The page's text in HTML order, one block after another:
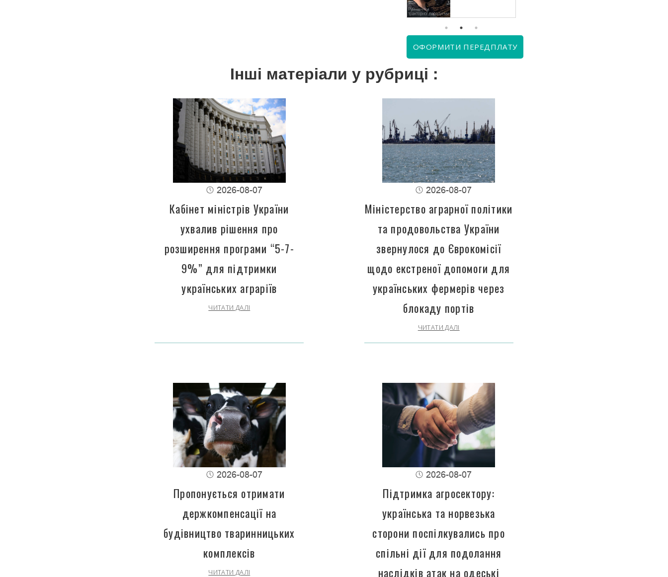
ОФОРМИТИ ПЕРЕДПЛАТУ
Інші матеріали у рубриці :
2026-08-07
Кабінет міністрів України
ухвалив рішення про
розширення програми “5-7-
9%” для підтримки
українських аграріїв
ЧИТАТИ ДАЛІ
2026-08-07
Міністерство аграрної політики
та продовольства України
звернулося до Єврокомісії
щодо екстреної допомоги для
українських фермерів через
блокаду портів
ЧИТАТИ ДАЛІ
2026-08-07
Пропонується отримати
держкомпенсації на
будівництво тваринницьких
комплексів
ЧИТАТИ ДАЛІ
2026-08-07
Підтримка агросектору:
українська та норвезька
сторони поспілкувались про
спільні дії для подолання
наслідків атак на одеські